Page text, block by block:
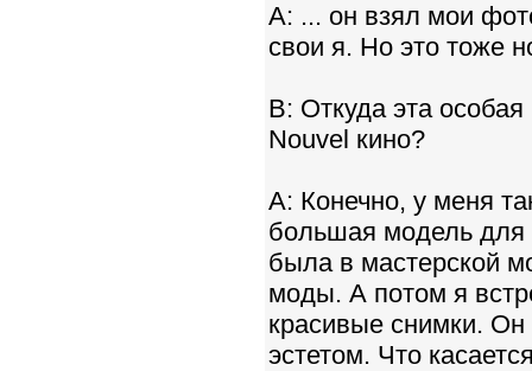
A: ... он взял мои
свои я. Но это тоже
B: Откуда эта
Nouvel кино?
A: Конечно, у меня
большая модель для
была в мастерской
моды. А потом я
красивые снимки.
эстетом. Что